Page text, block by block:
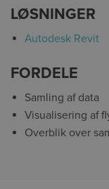
LØSNINGER
Autodesk Revit
FORDELE
Samling af data
Visualisering af
Overblik over